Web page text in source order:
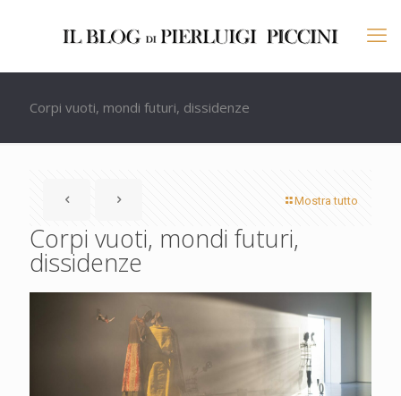
Corpi vuoti, mondi futuri, dissidenze
Mostra tutto
Corpi vuoti, mondi futuri,
dissidenze